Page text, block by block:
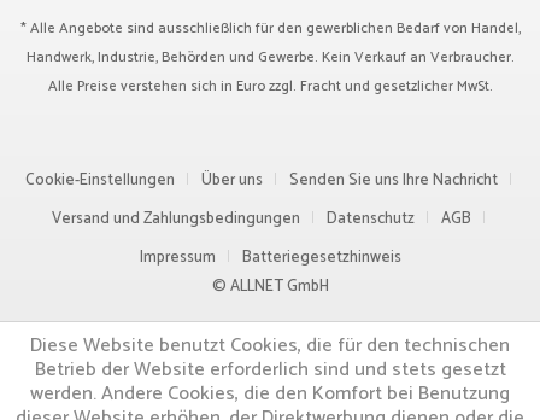
* Alle Angebote sind ausschließlich für den gewerblichen Bedarf von Handel,
Handwerk, Industrie, Behörden und Gewerbe. Kein Verkauf an Verbraucher.
Alle Preise verstehen sich in Euro zzgl. Frachtund gesetzlicher MwSt.
Cookie-Einstellungen Über uns
Senden Sie uns Ihre Nachricht
Versand und Zahlungsbedingungen
Datenschutz
AGB
Impressum
Batteriegesetzhinweis
© ALLNET GmbH
Diese Website benutzt Cookies, die für den technischen
Betrieb der Website erforderlich sind und stets gesetzt
werden. Andere Cookies, die den Komfort bei Benutzung